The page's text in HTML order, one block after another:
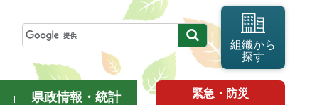
組織から
探す
県政情報・統計 緊急・防災